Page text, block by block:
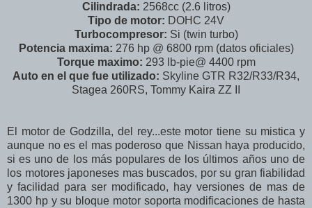
Cilindrada: 2568cc (2.6 litros)
Tipo de motor: DOHC 24V
Turbocompresor: Si (twin turbo)
Potencia maxima: 276 hp @ 6800 rpm (datos oficiales)
Torque maximo: 293 lb-pie@ 4400 rpm
Auto en el que fue utilizado: Skyline GTR R32/R33/R34,
Stagea 260RS, Tommy Kaira ZZ II
El motor de Godzilla, del rey...este motor tiene su mistica y
aunque no es el mas poderoso que Nissan haya producido,
si es uno de los más populares de los últimos años uno de
los motores japoneses mas buscados, por su gran fiabilidad
y facilidad para ser modificado, hay versiones de mas de
1300 hp y su bloque motor soporta modificaciones de hasta